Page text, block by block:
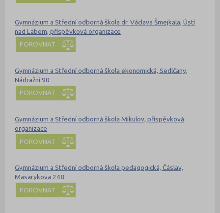
Gymnázium a Střední odborná škola dr. Václava Šmejkala, Ústí
nad Labem, příspěvková organizace
POROVNAT
Gymnázium a Střední odborná škola ekonomická, Sedlčany,
Nádražní 90
POROVNAT
Gymnázium a Střední odborná škola Mikulov, příspěvková
organizace
POROVNAT
Gymnázium a Střední odborná škola pedagogická, Čáslav,
Masarykova 248
POROVNAT